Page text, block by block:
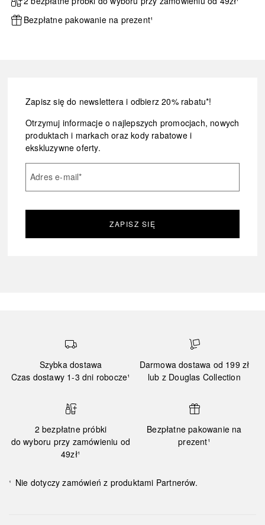
Bezpłatne pakowanie na prezent¹
Zapisz się do newslettera i odbierz 20% rabatu*!
Otrzymuj informacje o najlepszych promocjach, nowych
produktach i markach oraz kody rabatowe i
ekskluzywne oferty.
Adres e-mail*
ZAPISZ SIĘ
Szybka dostawa
Czas dostawy 1-3 dni robocze¹
Darmowa dostawa od 199 zł
lub z Douglas Collection
2 bezpłatne próbki
do wyboru przy zamówieniu od
49zł¹
Bezpłatne pakowanie na
prezent¹
¹ Nie dotyczy zamówień z produktami Partnerów.